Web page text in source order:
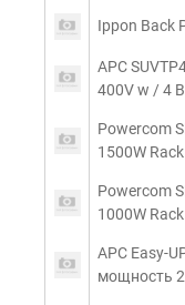
Ippon Back
APC
400V w / 4
Powercom
1500W
Powercom
1000W
APC Easy-
мощность